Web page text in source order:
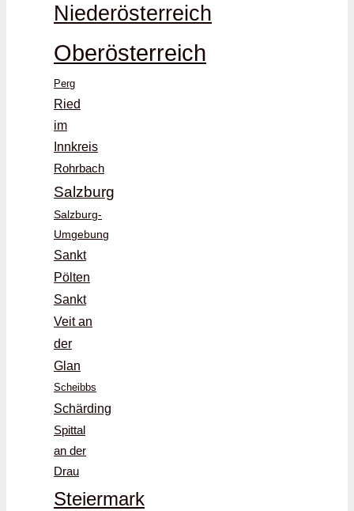
Niederösterreich
Oberösterreich
Perg
Ried
im
Innkreis
Rohrbach
Salzburg
Salzburg-
Umgebung
Sankt
Pölten
Sankt
Veit an
der
Glan
Scheibbs
Schärding
Spittal
an der
Drau
Steiermark